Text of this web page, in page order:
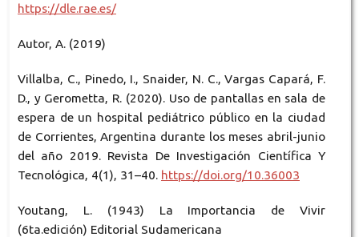
https://dle.rae.es/
Autor, A. (2019)
Villalba, C., Pinedo, I., Snaider, N. C., Vargas Capará, F.
D., y Gerometta, R. (2020). Uso de pantallas en sala de
espera de un hospital pediátrico público en la ciudad
de Corrientes, Argentina durante los meses abril-junio
del año 2019. Revista De Investigación Científica Y
Tecnológica, 4(1), 31–40. https://doi.org/10.36003
Youtang, L. (1943) La Importancia de Vivir
(6ta.edición) Editorial Sudamericana